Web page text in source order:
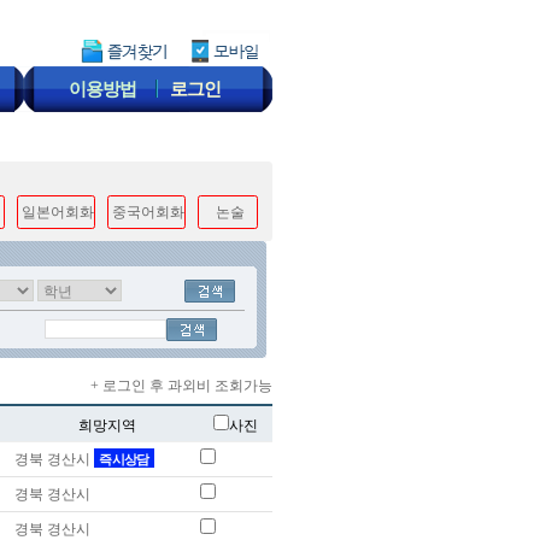
이용방법 로그인
일본어회화 중국어회화 논술
+ 로그인 후 과외비 조회가능
희망지역
사진
경북 경산시 즉시상담
경북 경산시
경북 경산시